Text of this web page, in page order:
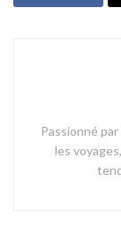
Passionné
les